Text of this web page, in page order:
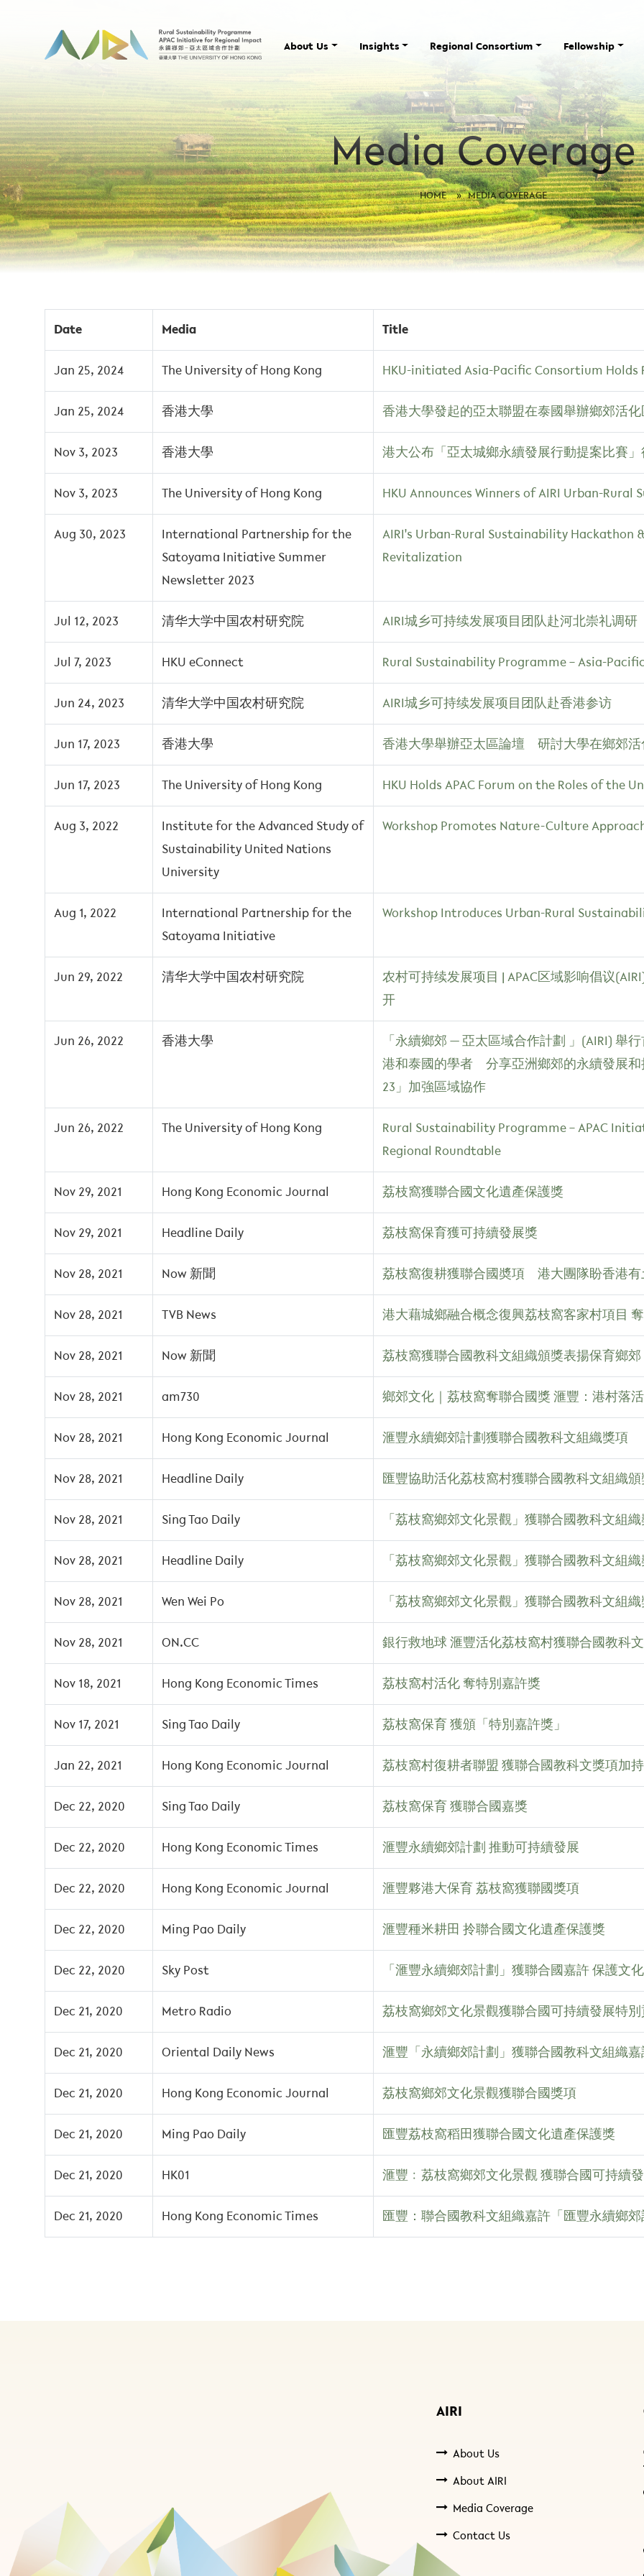
About Us Insights Regional Consortium Fellowship
Media Coverage
HOME »MEDIA COVERAGE
Date Media Title
Jan 25, 2024 The University of Hong Kong HKU-initiated Asia-Pacific Consortium Holds
Jan 25, 2024 香港大學 香港大學發起的亞太聯盟在泰國舉辦鄉郊活化
Nov 3, 2023 香港大學 港大公布「亞太城鄉永續發展行動提案比賽
Nov 3, 2023 The University of Hong Kong HKU Announces Winners of AIRI Urban-
Aug 30, 2023
International Partnership for the
Satoyama Initiative Summer
Newsletter 2023
AIRI's Urban-Rural Sustainability Hackathon
Revitalization
Jul 12, 2023 清华大学中国农村研究院 AIRI城乡可持续发展项目团队赴河北崇礼调研
Jul 7, 2023 HKU eConnect Rural Sustainability Programme – Asia-
Jun 24, 2023 清华大学中国农村研究院 AIRI城乡可持续发展项目团队赴香港参访
Jun 17, 2023 香港大學 香港大學舉辦亞太區論壇 研討大學在鄉郊活
Jun 17, 2023 The University of Hong Kong HKU Holds APAC Forum on the Roles of the
Aug 3, 2022
Institute for the Advanced Study of
Sustainability United Nations
University
Workshop Promotes Nature-Culture
Aug 1, 2022
International Partnership for the
Satoyama Initiative
Workshop Introduces Urban-Rural
Jun 29, 2022 清华大学中国农村研究院
农村可持续发展项目 | APAC区域影响倡议
开
Jun 26, 2022 香港大學
「永續鄉郊 — 亞太區域合作計劃 」(AIRI)
港和泰國的學者 分享亞洲鄉郊的永續發展
23」加強區域協作
Jun 26, 2022 The University of Hong Kong
Rural Sustainability Programme – APAC
Regional Roundtable
Nov 29, 2021 Hong Kong Economic Journal 荔枝窩獲聯合國文化遺產保護獎
Nov 29, 2021 Headline Daily 荔枝窩保育獲可持續發展獎
Nov 28, 2021 Now 新聞 荔枝窩復耕獲聯合國奬項 港大團隊盼香港有
Nov 28, 2021 TVB News 港大藉城鄉融合概念復興荔枝窩客家村項目
Nov 28, 2021 Now 新聞 荔枝窩獲聯合國教科文組織頒獎表揚保育鄉郊
Nov 28, 2021 am730 鄉郊文化｜荔枝窩奪聯合國獎 滙豐：港村落
Nov 28, 2021 Hong Kong Economic Journal 滙豐永續鄉郊計劃獲聯合國教科文組織獎項
Nov 28, 2021 Headline Daily 匯豐協助活化荔枝窩村獲聯合國教科文組織頒
Nov 28, 2021 Sing Tao Daily 「荔枝窩鄉郊文化景觀」獲聯合國教科文組
Nov 28, 2021 Headline Daily 「荔枝窩鄉郊文化景觀」獲聯合國教科文組
Nov 28, 2021 Wen Wei Po 「荔枝窩鄉郊文化景觀」獲聯合國教科文組織
Nov 28, 2021 ON.CC 銀行救地球 滙豐活化荔枝窩村獲聯合國教科
Nov 18, 2021 Hong Kong Economic Times 荔枝窩村活化 奪特別嘉許獎
Nov 17, 2021 Sing Tao Daily 荔枝窩保育 獲頒「特別嘉許獎」
Jan 22, 2021 Hong Kong Economic Journal 荔枝窩村復耕者聯盟 獲聯合國教科文獎項加持
Dec 22, 2020 Sing Tao Daily 荔枝窩保育 獲聯合國嘉獎
Dec 22, 2020 Hong Kong Economic Times 滙豐永續鄉郊計劃 推動可持續發展
Dec 22, 2020 Hong Kong Economic Journal 滙豐夥港大保育 荔枝窩獲聯國獎項
Dec 22, 2020 Ming Pao Daily 滙豐種米耕田 拎聯合國文化遺產保護獎
Dec 22, 2020 Sky Post 「滙豐永續鄉郊計劃」獲聯合國嘉許 保護文
Dec 21, 2020 Metro Radio 荔枝窩鄉郊文化景觀獲聯合國可持續發展特別
Dec 21, 2020 Oriental Daily News 滙豐「永續鄉郊計劃」獲聯合國教科文組織嘉
Dec 21, 2020 Hong Kong Economic Journal 荔枝窩鄉郊文化景觀獲聯合國獎項
Dec 21, 2020 Ming Pao Daily 匯豐荔枝窩稻田獲聯合國文化遺產保護獎
Dec 21, 2020 HK01 滙豐﹕荔枝窩鄉郊文化景觀 獲聯合國可持續
Dec 21, 2020 Hong Kong Economic Times 匯豐：聯合國教科文組織嘉許「匯豐永續鄉郊
AIRI
About Us
About AIRI
Media Coverage
Contact Us